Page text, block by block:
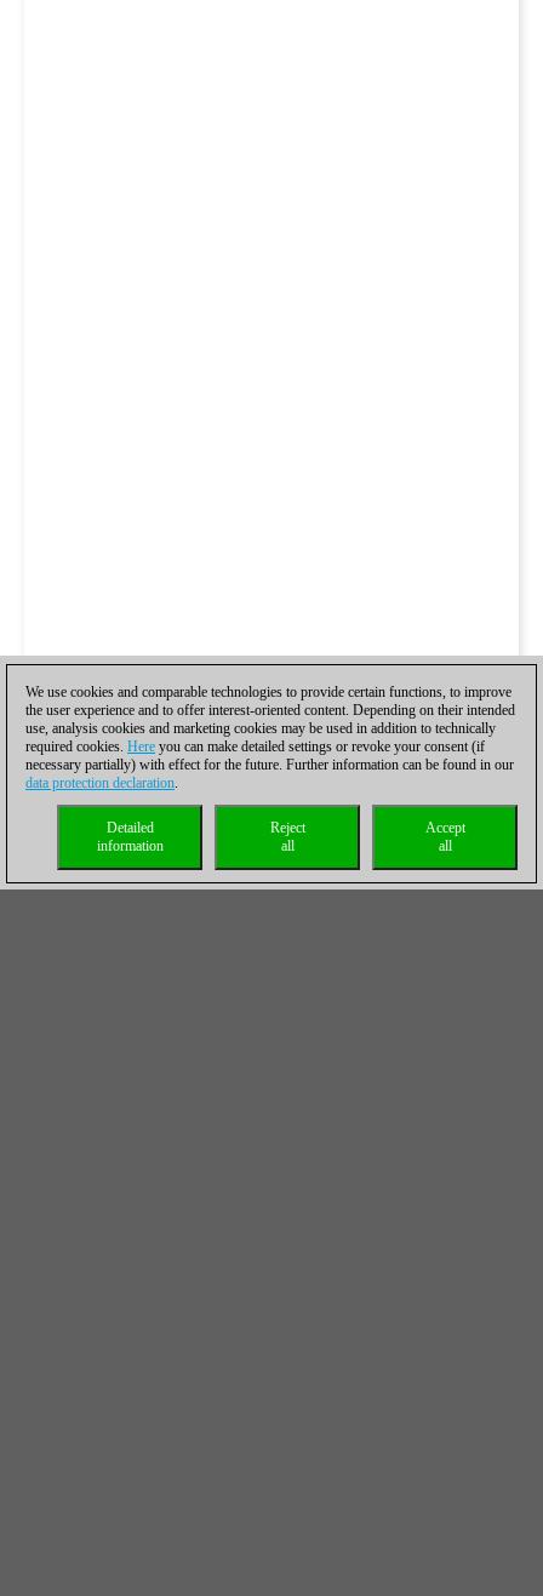
We use cookies and comparable technologies to provide certain functions, to improve
the user experience and to offer interest-oriented content. Depending on their intended
use, analysis cookies and marketing cookies may be used in addition to technically
required cookies. Here you can make detailed settings or revoke your consent (if
necessary partially) with effect for the future. Further information can be found in our
data protection declaration.
Accept
all
Reject
all
Detailed
information